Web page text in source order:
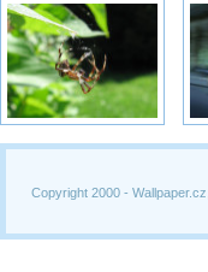
Copyright 2000 -